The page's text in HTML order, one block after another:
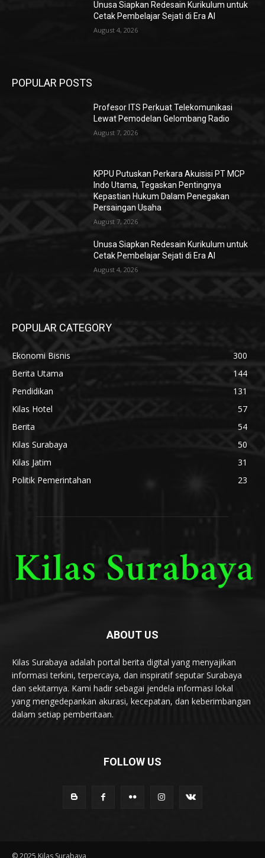
Unusa Siapkan Redesain Kurikulum untuk
Cetak Pembelajar Sejati di Era AI
August 4, 2026
POPULAR POSTS
Profesor ITS Perkuat Telekomunikasi
Lewat Pemodelan Gelombang Radio
August 7, 2026
KPPU Putuskan Perkara Akuisisi PT MCP
Indo Utama, Tegaskan Pentingnya
Kepastian Hukum Dalam Penegakan
Persaingan Usaha
August 7, 2026
Unusa Siapkan Redesain Kurikulum untuk
Cetak Pembelajar Sejati di Era AI
August 4, 2026
POPULAR CATEGORY
Ekonomi Bisnis
300
Berita Utama
144
Pendidikan
131
Kilas Hotel
57
Berita
54
Kilas Surabaya
50
Kilas Jatim
31
Politik Pemerintahan
23
ABOUT US
Kilas Surabaya adalah portal berita digital yang menyajikan
informasi terkini, terpercaya, dan inspiratif seputar Surabaya
dan sekitarnya. Kami hadir sebagai jendela informasi lokal
yang mengedepankan akurasi, kecepatan, dan keberimbangan
dalam setiap pemberitaan.
FOLLOW US